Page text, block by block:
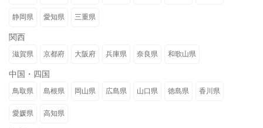
静岡県 愛知県 三重県
関西
滋賀県 京都府 大阪府 兵庫県 奈良県 和歌山県
中国・四国
鳥取県 島根県 岡山県 広島県 山口県 徳島県 香川県
愛媛県 高知県